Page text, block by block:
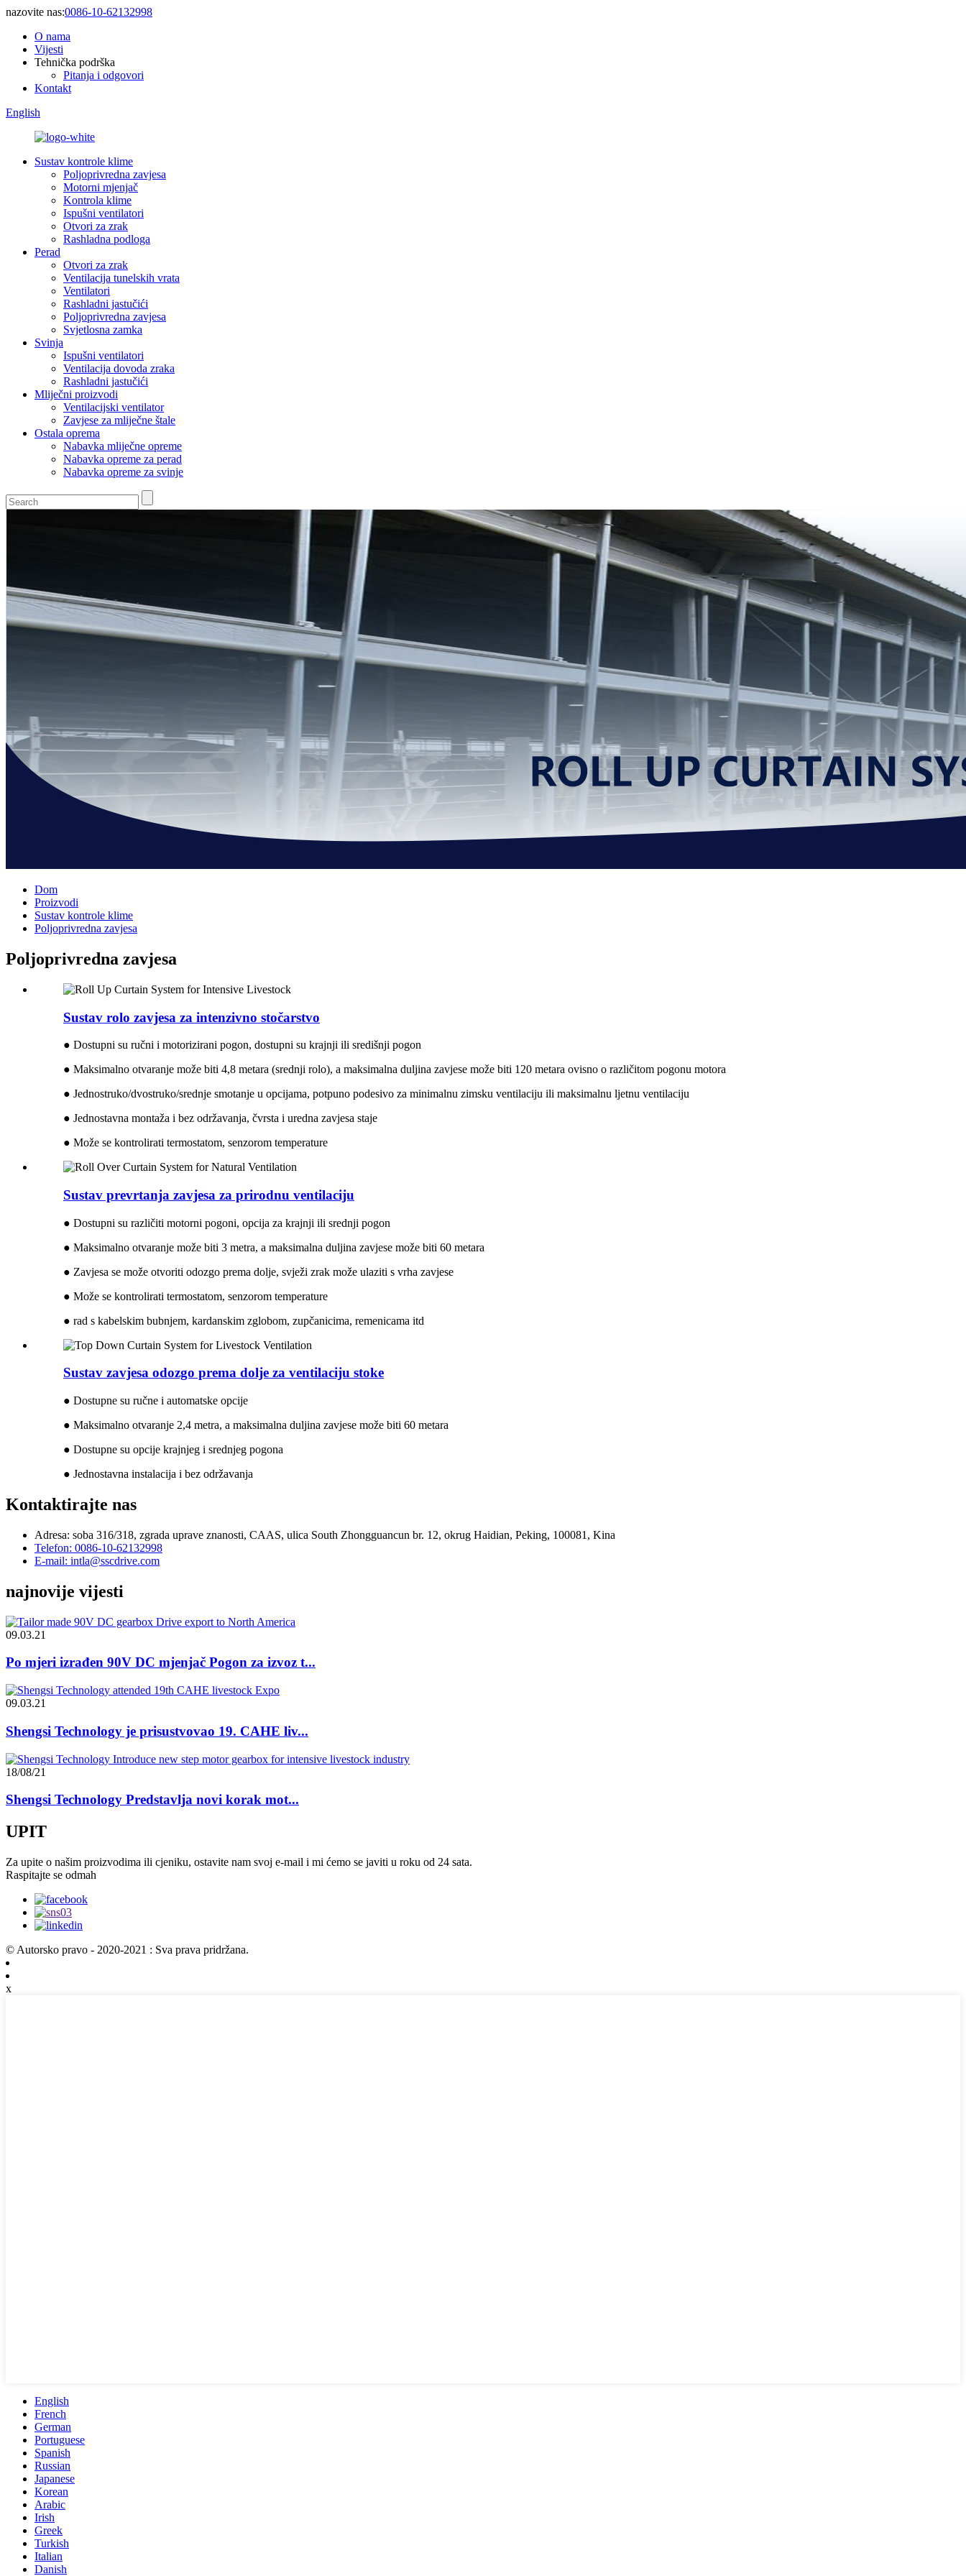
nazovite nas:0086-10-62132998
O nama
Vijesti
Tehnička podrška
Pitanja i odgovori
Kontakt
English
Sustav kontrole klime
Poljoprivredna zavjesa
Motorni mjenjač
Kontrola klime
Ispušni ventilatori
Otvori za zrak
Rashladna podloga
Perad
Otvori za zrak
Ventilacija tunelskih vrata
Ventilatori
Rashladni jastučići
Poljoprivredna zavjesa
Svjetlosna zamka
Svinja
Ispušni ventilatori
Ventilacija dovoda zraka
Rashladni jastučići
Mliječni proizvodi
Ventilacijski ventilator
Zavjese za mliječne štale
Ostala oprema
Nabavka mliječne opreme
Nabavka opreme za perad
Nabavka opreme za svinje
Dom
Proizvodi
Sustav kontrole klime
Poljoprivredna zavjesa
Poljoprivredna zavjesa
Sustav rolo zavjesa za intenzivno stočarstvo
● Dostupni su ručni i motorizirani pogon, dostupni su krajnji ili središnji pogon
● Maksimalno otvaranje može biti 4,8 metara (srednji rolo), a maksimalna duljina zavjese može biti 120 metara ovisno o različitom pogonu motora
● Jednostruko/dvostruko/srednje smotanje u opcijama, potpuno podesivo za minimalnu zimsku ventilaciju ili maksimalnu ljetnu ventilaciju
● Jednostavna montaža i bez održavanja, čvrsta i uredna zavjesa staje
● Može se kontrolirati termostatom, senzorom temperature
Sustav prevrtanja zavjesa za prirodnu ventilaciju
● Dostupni su različiti motorni pogoni, opcija za krajnji ili srednji pogon
● Maksimalno otvaranje može biti 3 metra, a maksimalna duljina zavjese može biti 60 metara
● Zavjesa se može otvoriti odozgo prema dolje, svježi zrak može ulaziti s vrha zavjese
● Može se kontrolirati termostatom, senzorom temperature
● rad s kabelskim bubnjem, kardanskim zglobom, zupčanicima, remenicama itd
Sustav zavjesa odozgo prema dolje za ventilaciju stoke
● Dostupne su ručne i automatske opcije
● Maksimalno otvaranje 2,4 metra, a maksimalna duljina zavjese može biti 60 metara
● Dostupne su opcije krajnjeg i srednjeg pogona
● Jednostavna instalacija i bez održavanja
Kontaktirajte nas
Adresa: soba 316/318, zgrada uprave znanosti, CAAS, ulica South Zhongguancun br. 12, okrug Haidian, Peking, 100081, Kina
Telefon: 0086-10-62132998
E-mail: intla@sscdrive.com
najnovije vijesti
09.03.21
Po mjeri izrađen 90V DC mjenjač Pogon za izvoz t...
09.03.21
Shengsi Technology je prisustvovao 19. CAHE liv...
18/08/21
Shengsi Technology Predstavlja novi korak mot...
UPIT
Za upite o našim proizvodima ili cjeniku, ostavite nam svoj e-mail i mi ćemo se javiti u roku od 24 sata.
Raspitajte se odmah
© Autorsko pravo - 2020-2021 : Sva prava pridržana.
x
English
French
German
Portuguese
Spanish
Russian
Japanese
Korean
Arabic
Irish
Greek
Turkish
Italian
Danish